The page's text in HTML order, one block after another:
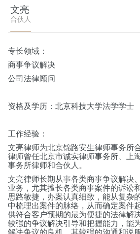
文亮
合伙人
专长领域：
商事争议解决
公司法律顾问
资格及学历： 北京科技大学法学学士
工作经验：
文亮律师为北京锦路安生律师事务所
律师曾任北京市诚实律师事务所、上
事务所律师和合伙人。
文亮律师长期从事各类商事争议解决
业务，尤其擅长各类商事案件的诉讼
思路敏捷，办案认真细致，能从复杂
中梳理出案件的脉络，从而确定案件
供符合客户预期的最为便捷的法律解
较强的争议解决引导和把握能力，能
解决争议的良机，其较强的沟通和说